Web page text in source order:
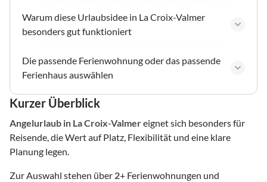
Warum diese Urlaubsidee in La Croix-Valmer
besonders gut funktioniert
Die passende Ferienwohnung oder das passende
Ferienhaus auswählen
Kurzer Überblick
Angelurlaub in La Croix-Valmereignet sich besonders für
Reisende, die Wert auf Platz, Flexibilität und eine klare
Planung legen.
Zur Auswahl stehen über 2+ Ferienwohnungen und